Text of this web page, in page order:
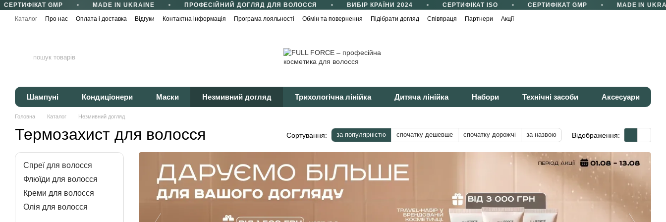
Перейти до основного контенту
GMP MADE IN UKRAINE ПРОФЕСІЙНИЙ ДОГЛЯД ДЛЯ ВОЛОССЯ ВИБІР КРАЇНИ 2024 СЕРТИФІКАТ ISO СЕРТИФІКАТ GMP
MADE IN
Каталог
Про нас Оплата і доставка Відгуки Контактна інформація Програма лояльності Обмін та повернення Підібрати догляд Співпраця Партнери
Акції
Шампуні Кондиціонери Маски Незмивний догляд Трихологічна лінійка Дитяча лінійка Набори Технічні засоби Аксесуари
Головна Каталог Незмивний догляд
Термозахист для волосся Сортування: за популярністю спочатку дешевше спочатку дорожчі за назвою Відображення:
Спреї для волосся
Флюїди для волосся
Креми для волосся
Олія для волосся